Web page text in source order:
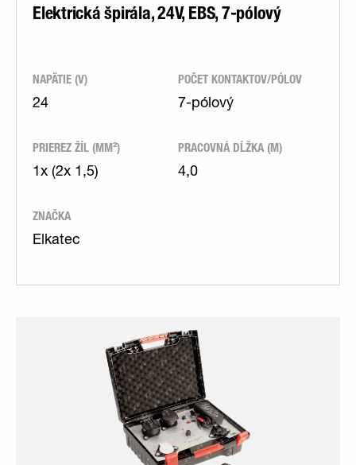
Elektrická špirála, 24V, EBS, 7-pólový
NAPÄTIE (V)
24
POČET KONTAKTOV/PÓLOV
7-pólový
PRIEREZ ŽÍL (MM²)
1x (2x 1,5)
PRACOVNÁ DĹŽKA (M)
4,0
ZNAČKA
Elkatec